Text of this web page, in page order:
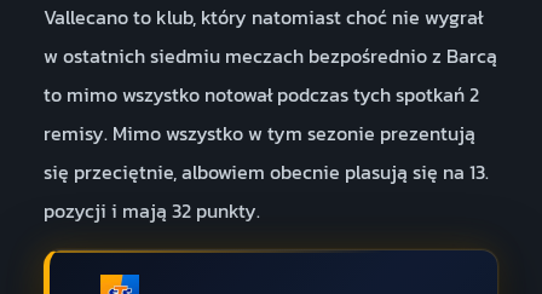
Vallecano to klub, który natomiast choć nie wygrał
w ostatnich siedmiu meczach bezpośrednio z Barcą
to mimo wszystko notował podczas tych spotkań 2
remisy. Mimo wszystko w tym sezonie prezentują
się przeciętnie, albowiem obecnie plasują się na 13.
pozycji i mają 32 punkty.